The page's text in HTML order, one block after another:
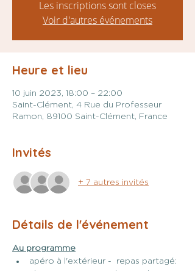
Les inscriptions sont closes
Voir d'autres événements
Heure et lieu
10 juin 2023, 18:00 – 22:00
Saint-Clément, 4 Rue du Professeur
Ramon, 89100 Saint-Clément, France
Invités
+ 7 autres invités
Détails de l'événement
Au programme
apéro à l'extérieur -  repas partagé: